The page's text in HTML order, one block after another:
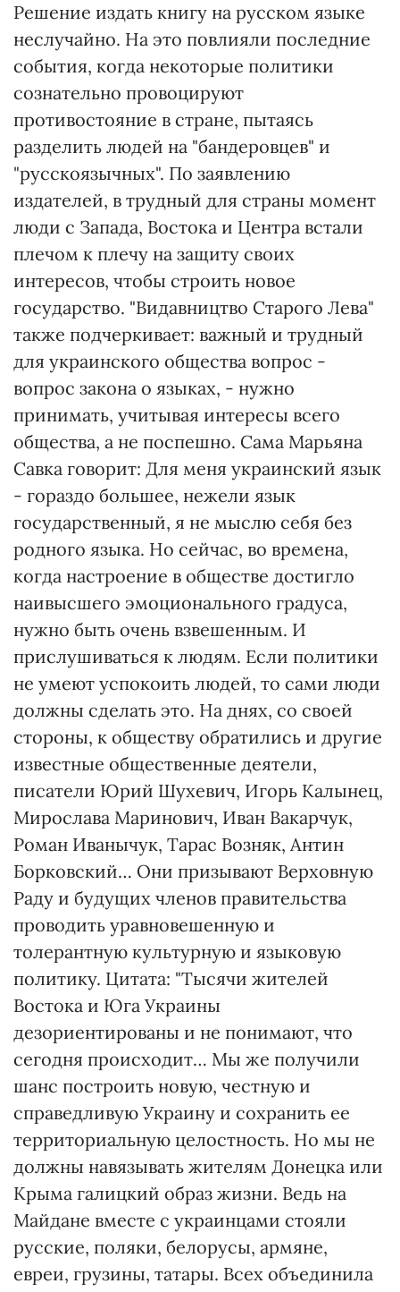
Решение издать книгу на русском языке
неслучайно. На это повлияли последние
события, когда некоторые политики
сознательно провоцируют
противостояние в стране, пытаясь
разделить людей на "бандеровцев" и
"русскоязычных". По заявлению
издателей, в трудный для страны момент
люди с Запада, Востока и Центра встали
плечом к плечу на защиту своих
интересов, чтобы строить новое
государство. "Видавництво Старого Лева"
также подчеркивает: важный и трудный
для украинского общества вопрос -
вопрос закона о языках, - нужно
принимать, учитывая интересы всего
общества, а не поспешно. Сама Марьяна
Савка говорит: Для меня украинский язык
- гораздо большее, нежели язык
государственный, я не мыслю себя без
родного языка. Но сейчас, во времена,
когда настроение в обществе достигло
наивысшего эмоционального градуса,
нужно быть очень взвешенным. И
прислушиваться к людям. Если политики
не умеют успокоить людей, то сами люди
должны сделать это. На днях, со своей
стороны, к обществу обратились и другие
известные общественные деятели,
писатели Юрий Шухевич, Игорь Калынец,
Мирослава Маринович, Иван Вакарчук,
Роман Иванычук, Тарас Возняк, Антин
Борковский… Они призывают Верховную
Раду и будущих членов правительства
проводить уравновешенную и
толерантную культурную и языковую
политику. Цитата: "Тысячи жителей
Востока и Юга Украины
дезориентированы и не понимают, что
сегодня происходит… Мы же получили
шанс построить новую, честную и
справедливую Украину и сохранить ее
территориальную целостность. Но мы не
должны навязывать жителям Донецка или
Крыма галицкий образ жизни. Ведь на
Майдане вместе с украинцами стояли
русские, поляки, белорусы, армяне,
евреи, грузины, татары. Всех объединила